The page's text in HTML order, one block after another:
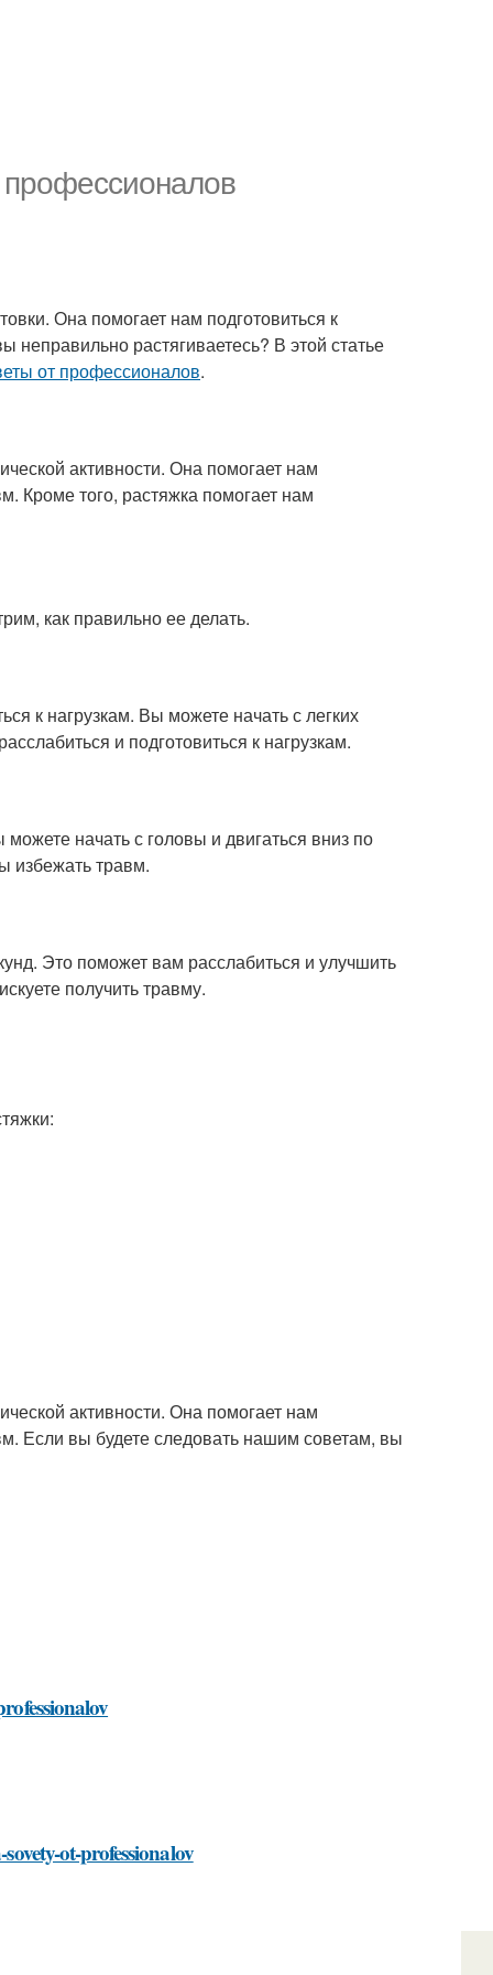
профессионалов
Она помогает нам подготовиться к
неправильно растягиваетесь? В этой статье
от профессионалов.
активности. Она помогает нам
Кроме того, растяжка помогает нам
как правильно ее делать.
к нагрузкам. Вы можете начать с легких
и подготовиться к нагрузкам.
начать с головы и двигаться вниз по
избежать травм.
Это поможет вам расслабиться и улучшить
получить травму.
активности. Она помогает нам
Если вы будете следовать нашим советам, вы
ot-professionalov